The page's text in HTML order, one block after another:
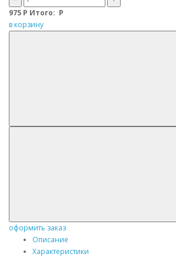
975 Р Итого: Р
в корзину
оформить заказ
Описание
Характеристики